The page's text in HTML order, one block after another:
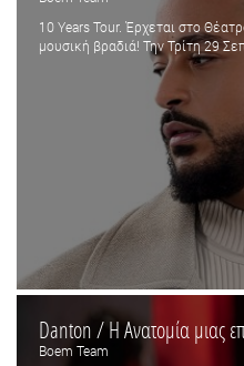
10 Years Tour. Έρχεται στο
μουσική βραδιά! Την Τρίτη 29
Danton / Η Ανατομία μιας
Boem Team